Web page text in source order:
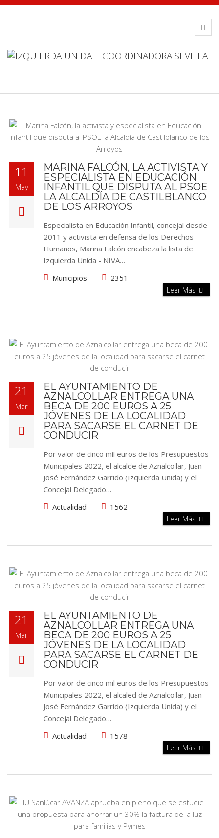
11
May
MARINA FALCÓN, LA ACTIVISTA Y
ESPECIALISTA EN EDUCACIÓN
INFANTIL QUE DISPUTA AL PSOE
LA ALCALDÍA DE CASTILBLANCO
DE LOS ARROYOS
Especialista en Educación Infantil, concejal desde
2011 y activista en defensa de los Derechos
Humanos, Marina Falcón encabeza la lista de
Izquierda Unida - NIVA…
Municipios
2351
Leer Más
21
Mar
EL AYUNTAMIENTO DE
AZNALCOLLAR ENTREGA UNA
BECA DE 200 EUROS A 25
JÓVENES DE LA LOCALIDAD
PARA SACARSE EL CARNET DE
CONDUCIR
Por valor de cinco mil euros de los Presupuestos
Municipales 2022, el alcalde de Aznalcollar, Juan
José Fernández Garrido (Izquierda Unida) y el
Concejal Delegado…
Actualidad
1562
Leer Más
21
Mar
EL AYUNTAMIENTO DE
AZNALCOLLAR ENTREGA UNA
BECA DE 200 EUROS A 25
JÓVENES DE LA LOCALIDAD
PARA SACARSE EL CARNET DE
CONDUCIR
Por valor de cinco mil euros de los Presupuestos
Municipales 2022, el alcaled de Aznalcollar, Juan
José Fernández Garrido (Izquierda Unida) y el
Concejal Delegado…
Actualidad
1578
Leer Más